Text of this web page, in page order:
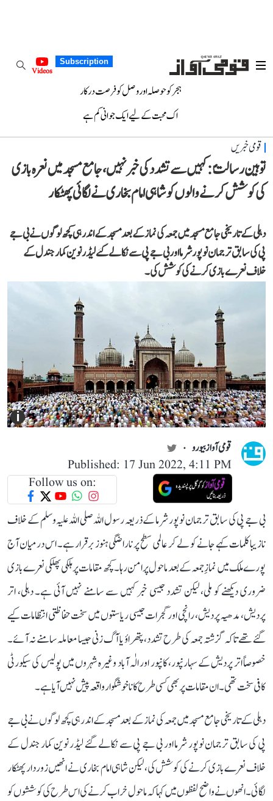
Subscription
Videos
ہجر کو حوصلہ اور وصل کو فرصت درکار
اک محبت کے لیے ایک جوانی کم ہے
قومی خبریں
توہین رسالتؐ: کہیں سے تشدد کی خبر نہیں، جامع مسجد میں نعرہ بازی
کی کوشش کرنے والوں کو شاہی امام بخاری نے لگائی پھٹکار
دہلی کے تاریخی جامع مسجد میں جمعہ کی نماز کے بعد مسجد کے اندر ہی کچھ لوگوں نے بی جے
پی کی سابق ترجمان نوپور شرما اور بی جے پی سے نکالے گئے لیڈر نوین کمار جندل کے
خلاف نعرے بازی کرنے کی کوشش کی۔
i
قومی آواز بیورو
Published: 17 Jun 2022, 4:11 PM
Follow us on:
بی جے پی کی سابق ترجمان نوپور شرما کے ذریعہ رسول اللہ صلی اللہ علیہ وسلم کے خلاف
نازیبا کلمات کہے جانے کو لے کر عالمی سطح پر ناراضگی ہنوز برقرار ہے۔ اس درمیان آج
پورے ملک میں نمازِ جمعہ کے بعد ماحول پرامن رہا۔ کچھ مقامات پر ہلکی پھلکی نعرے بازی
ضروری دیکھنے کو ملی، لیکن تشدد جیسی خبر کہیں سے سامنے نہیں آئی ہے۔ دہلی، اتر
پردیش، مدھیہ پردیش، رانچی اور گجرات جیسی ریاستوں میں سخت حفاظتی انتظامات کیے
گئے تھے تاکہ گزشتہ جمعہ کی طرح تشدد، پتھراؤ یا آگ زنی جیسا معاملہ سامنے نہ آئے۔
خصوصاً اتر پردیش کے سہارنپور، کانپور اور الٰہ آباد وغیرہ شہروں میں پولیس کی سیکورٹی
کافی سخت تھی۔ ان مقامات پر بھی کسی طرح کا ناخوشگوار واقعہ پیش نہیں آیا ہے۔
دہلی کے تاریخی جامع مسجد میں جمعہ کی نماز کے بعد مسجد کے اندر ہی کچھ لوگوں نے بی جے
پی کی سابق ترجمان نوپور شرما اور بی جے پی سے نکالے گئے لیڈر نوین کمار جندل کے
خلاف نعرے بازی کرنے کی کوشش کی، لیکن شاہی امام بخاری نے انھیں زوردار پھٹکار
لگائی۔ انھوں نے واضح لفظوں میں کہا کہ ماحول خراب کرنے کی اس طرح کی کوششوں کو